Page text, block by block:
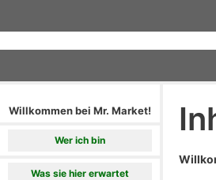
Willkommen bei Mr. Market!
Wer ich bin
Was sie hier erwartet